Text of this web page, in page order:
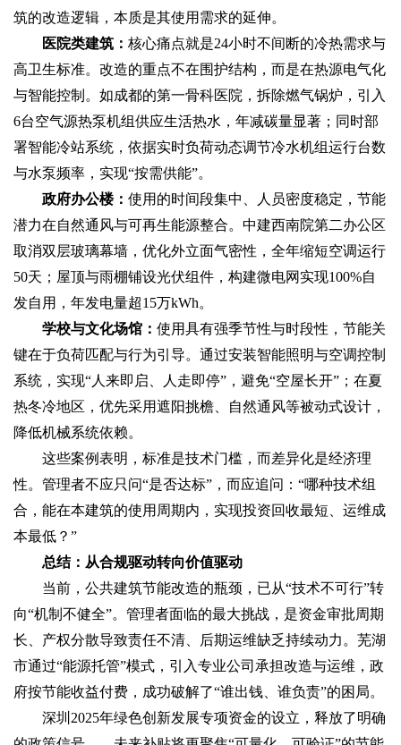
筑的改造逻辑，本质是其使用需求的延伸。
医院类建筑‌： 核心痛点就是24小时不间断的冷热需求与
高卫生标准。改造的重点不在围护结构，而是在‌热源电气化
与智能控制‌。如成都的第一骨科医院，拆除燃气锅炉，引入
6台空气源热泵机组供应生活热水，年减碳量显著；同时部
署智能冷站系统，依据实时负荷动态调节冷水机组运行台数
与水泵频率，实现“按需供能”。
政府办公楼‌： 使用的时间段集中、人员密度稳定，节能
潜力在‌自然通风与可再生能源整合‌。中建西南院第二办公区
取消双层玻璃幕墙，优化外立面气密性，全年缩短空调运行
50天；屋顶与雨棚铺设光伏组件，构建微电网实现100%自
发自用，年发电量超15万kWh。
学校与文化场馆‌： 使用具有强季节性与时段性，节能关
键在于‌负荷匹配与行为引导‌。通过安装智能照明与空调控制
系统，实现“人来即启、人走即停”，避免“空屋长开”；在夏
热冬冷地区，优先采用遮阳挑檐、自然通风等被动式设计，
降低机械系统依赖。
这些案例表明，‌标准是技术门槛，而差异化是经济理
性‌。管理者不应只问“是否达标”，而应追问：“哪种技术组
合，能在本建筑的使用周期内，实现投资回收最短、运维成
本最低？”
总结：从合规驱动转向价值驱动‌
当前，公共建筑节能改造的瓶颈，已从“技术不可行”转
向“机制不健全”。管理者面临的最大挑战，是‌资金审批周期
长、产权分散导致责任不清、后期运维缺乏持续动力‌。芜湖
市通过“能源托管”模式，引入专业公司承担改造与运维，政
府按节能收益付费，成功破解了“谁出钱、谁负责”的困局。
深圳2025年绿色创新发展专项资金的设立，释放了明确